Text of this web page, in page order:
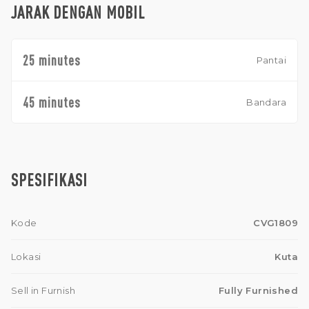
JARAK DENGAN MOBIL
25 minutes Pantai
45 minutes Bandara
SPESIFIKASI
Kode CVG1809
Lokasi Kuta
Sell in Furnish Fully Furnished